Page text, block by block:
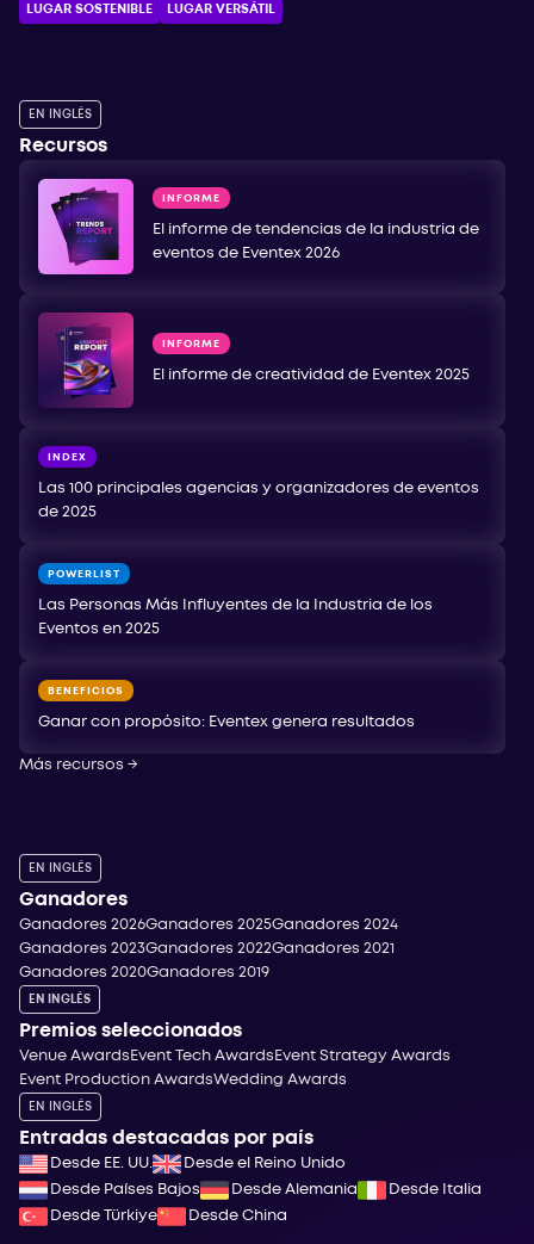
LUGAR SOSTENIBLE LUGAR VERSÁTIL
EN INGLÉS
Recursos
INFORME
El informe de tendencias de la industria de
eventos de Eventex 2026
INFORME
El informe de creatividad de Eventex 2025
INDEX
Las 100 principales agencias y organizadores de eventos
de 2025
POWERLIST
Las Personas Más Influyentes de la Industria de los
Eventos en 2025
BENEFICIOS
Ganar con propósito: Eventex genera resultados
Más recursos →
EN INGLÉS
Ganadores
Ganadores 2026Ganadores 2025Ganadores 2024
Ganadores 2023Ganadores 2022Ganadores 2021
Ganadores 2020Ganadores 2019
EN INGLÉS
Premios seleccionados
Venue Awards Event Tech Awards Event Strategy Awards
Event Production AwardsWedding Awards
EN INGLÉS
Entradas destacadas por país
Desde EE. UU.
Desde el Reino Unido
Desde Países Bajos
Desde Alemania
Desde Italia
Desde Türkiye
Desde China